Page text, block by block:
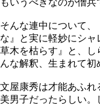
そんな連中について
な』と実に軽妙にシ
草木を枯らす』と、
んな解釈、生まれて初
文屋康秀は才能あふ
美男子だったらしい